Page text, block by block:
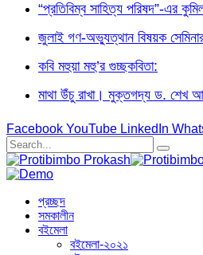
“প্রতিবিম্ব সাহিত্য পরিষদ”-এর
জুলাই গণ-অভ্যুত্থান বিষয়ক
কবি মহুয়া মহু’র গুচ্ছকবিতা:
মাথা উঁচু রাখা। মুক্তগদ্য ড. শেখ
Facebook YouTube LinkedIn
প্রচ্ছদ
সমকালীন
বইমেলা
বইমেলা-২০২১